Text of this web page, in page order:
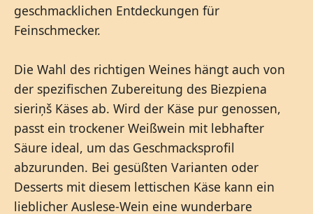
geschmacklichen Entdeckungen für
Feinschmecker.
Die Wahl des richtigen Weines hängt auch von
der spezifischen Zubereitung des Biezpiena
sieriņš Käses ab. Wird der Käse pur genossen,
passt ein trockener Weißwein mit lebhafter
Säure ideal, um das Geschmacksprofil
abzurunden. Bei gesüßten Varianten oder
Desserts mit diesem lettischen Käse kann ein
lieblicher Auslese-Wein eine wunderbare